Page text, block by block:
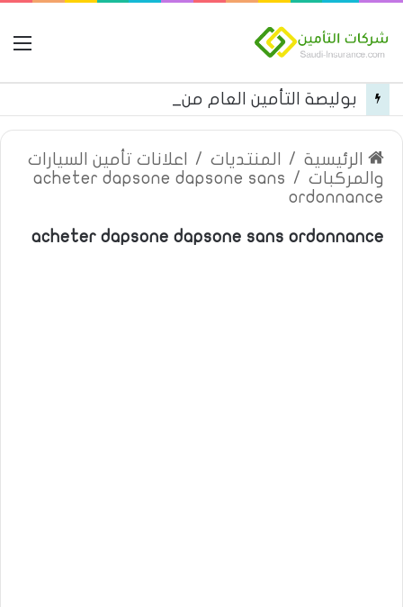
الرئيسية / المنتديات /
اعلانات تأمين السيارات
والمركبات /
acheter dapsone dapsone sans
ordonnance
acheter dapsone dapsone sans ordonnance